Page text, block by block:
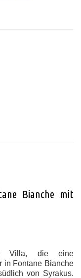
Bianche mit
Villa, die eine
in Fontane Bianche
von Syrakus.